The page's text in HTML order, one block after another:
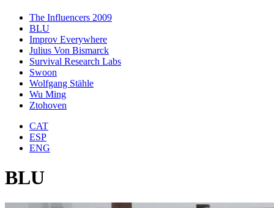
The Influencers 2009
BLU
Improv Everywhere
Julius Von Bismarck
Survival Research Labs
Swoon
Wolfgang Stähle
Wu Ming
Ztohoven
CAT
ESP
ENG
BLU